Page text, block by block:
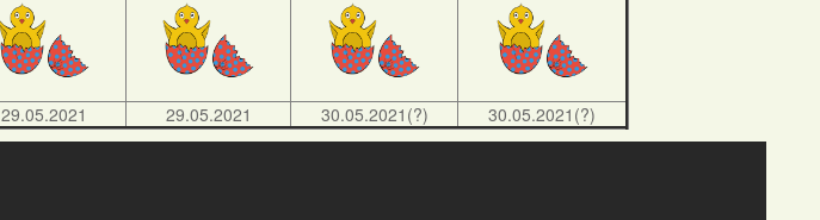
29.05.2021 29.05.2021 30.05.2021(?) 30.05.2021(?)